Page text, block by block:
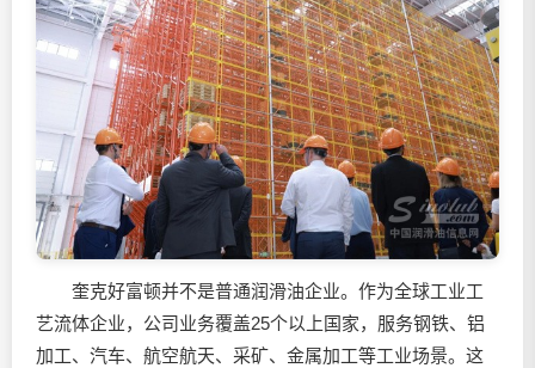
奎克好富顿并不是普通润滑油企业。作为全球工业工
艺流体企业，公司业务覆盖25个以上国家，服务钢铁、铝
加工、汽车、航空航天、采矿、金属加工等工业场景。这